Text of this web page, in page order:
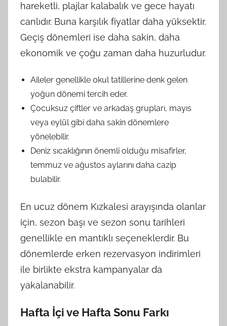
hareketli, plajlar kalabalık ve gece hayatı
canlıdır. Buna karşılık fiyatlar daha yüksektir.
Geçiş dönemleri ise daha sakin, daha
ekonomik ve çoğu zaman daha huzurludur.
Aileler genellikle okul tatillerine denk gelen
yoğun dönemi tercih eder.
Çocuksuz çiftler ve arkadaş grupları, mayıs
veya eylül gibi daha sakin dönemlere
yönelebilir.
Deniz sıcaklığının önemli olduğu misafirler,
temmuz ve ağustos aylarını daha cazip
bulabilir.
En ucuz dönem Kızkalesi arayışında olanlar
için, sezon başı ve sezon sonu tarihleri
genellikle en mantıklı seçeneklerdir. Bu
dönemlerde erken rezervasyon indirimleri
ile birlikte ekstra kampanyalar da
yakalanabilir.
Hafta İçi ve Hafta Sonu Farkı